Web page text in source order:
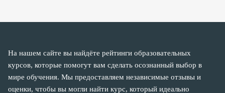
На нашем сайте вы найдёте рейтинги образовательных
курсов, которые помогут вам сделать осознанный выбор в
мире обучения. Мы предоставляем независимые отзывы и
оценки, чтобы вы могли найти курс, который идеально